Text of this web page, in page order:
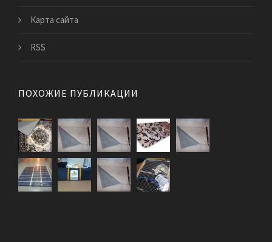
Карта сайта
RSS
ПОХОЖИЕ ПУБЛИКАЦИИ